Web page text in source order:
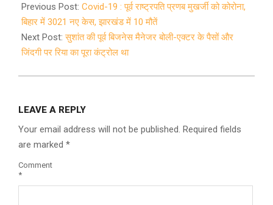
08-
11
Previous Post: Covid-19 : पूर्व राष्ट्रपति प्रणब मुखर्जी को कोरोना,
बिहार में 3021 नए केस, झारखंड में 10 मौतें
Next Post:सुशांत की पूर्व बिजनेस मैनेजर बोली-एक्टर के पैसों और
जिंदगी पर रिया का पूरा कंट्रोल था
LEAVE A REPLY
Your email address will not be published. Required fields
are marked *
Comment
*